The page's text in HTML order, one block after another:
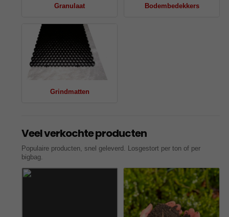
Granulaat Bodembedekkers
Grindmatten
Veel verkochte producten
Populaire producten, snel geleverd. Losgestort per ton of per
bigbag.